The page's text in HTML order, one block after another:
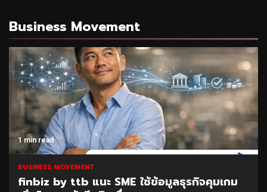
Business Movement
กม
1 min read
BUSINESS MOVEMENT
SAM เปิดโอกาสแก้หนี้เสียต่ำแสน ผ่านโครง